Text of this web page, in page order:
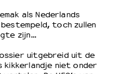
als Nederlands
toch zullen
zijn…
uitgebreid uit de
kikkerlandje niet onder